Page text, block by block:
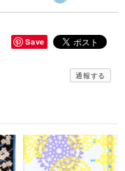
Save
通報する